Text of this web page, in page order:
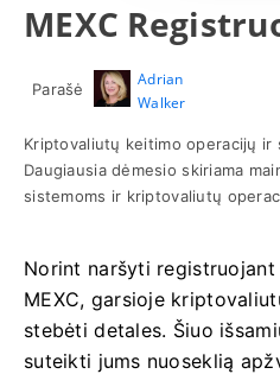
MEXC
Parašė
Adrian
Walker
Kriptovaliutų keitimo operacijų ir
Daugiausia dėmesio skiriama
sistemoms ir kriptovaliutų
Norint naršyti
MEXC, garsioje
stebėti detales. Šiuo
suteikti jums nuoseklią